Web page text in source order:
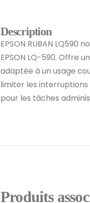
Description
EPSON RUBAN
EPSON LQ-590. Offre
adaptée à un usage
limiter les interruptions
pour les tâches
Produits